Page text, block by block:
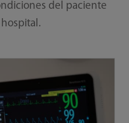
del paciente